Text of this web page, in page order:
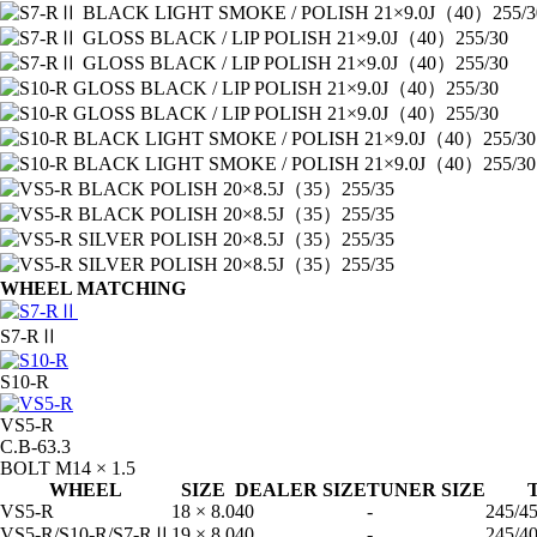
WHEEL MATCHING
S7-RⅡ
S10-R
VS5-R
C.B-63.3
BOLT M14 × 1.5
WHEEL
SIZE DEALER SIZETUNER SIZE
VS5-R
18 × 8.040 -
245/45